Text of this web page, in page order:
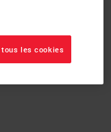
les cookies